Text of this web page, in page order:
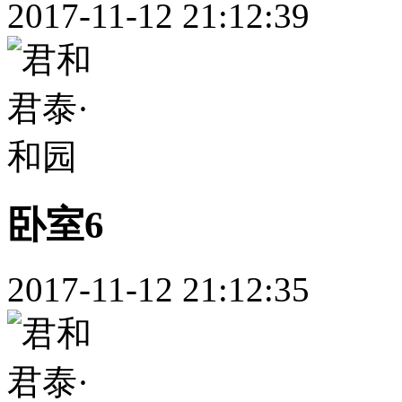
2017-11-12 21:12:39
卧室6
2017-11-12 21:12:35